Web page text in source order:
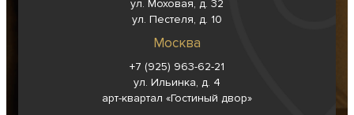
ул. Моховая, д. 32
ул. Пестеля, д. 10
Москва
+7 (925) 963-62-21
ул. Ильинка, д. 4
арт-квартал «Гостиный двор»